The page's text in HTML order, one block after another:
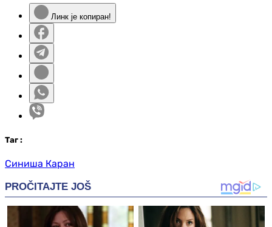
Линк је копиран!
Таг :
Синиша Каран